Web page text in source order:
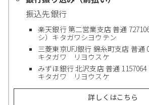
振込先銀行
楽天銀行 第二営業支店 普通
シ）キタガワシヨウテン
三菱東京UFJ銀行 錦糸町支店 普通
キタガワ リヨウスケ
みずほ銀行 北沢支店 普通 1157064
キタガワ リヨウスケ
詳しくはこちら